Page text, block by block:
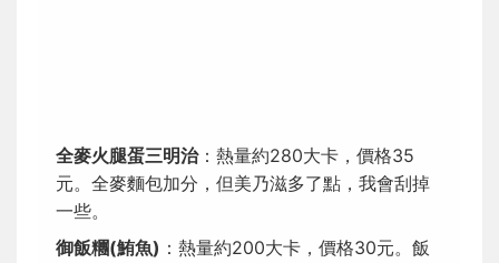
全麥火腿蛋三明治：熱量約280大卡，價格35
元。全麥麵包加分，但美乃滋多了點，我會刮掉
一些。
御飯糰(鮪魚) ：熱量約200大卡，價格30元。飯